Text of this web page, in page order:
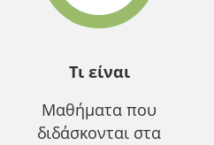
Τι είναι
Μαθήματα που
διδάσκονται στα